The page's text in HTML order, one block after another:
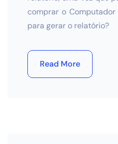
comprar o
para gerar o relatório?
Read More